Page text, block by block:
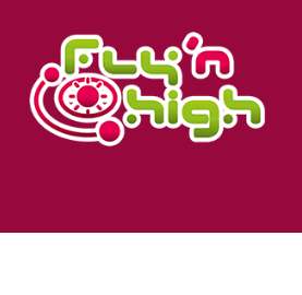
naar
de
inhoud